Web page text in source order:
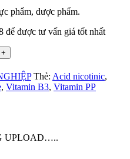
phẩm, dược phẩm.
để được tư vấn giá tốt nhất
Thẻ: Acid nicotinic,
, Vitamin B3, Vitamin PP
UPLOAD…..